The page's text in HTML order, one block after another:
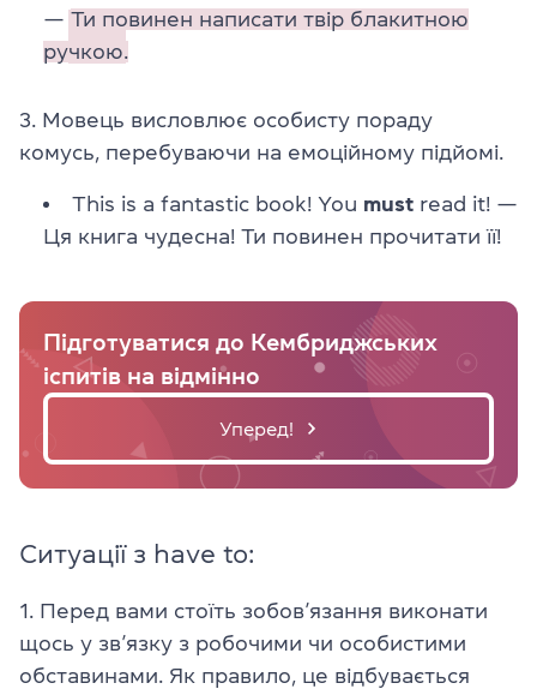
— Ти повинен написати твір блакитною
ручкою.
3. Мовець висловлює особисту пораду
комусь, перебуваючи на емоційному підйомі.
This is a fantastic book! You must read it! —
Ця книга чудесна! Ти повинен прочитати її!
Підготуватися до Кембриджських
іспитів на відмінно
Уперед!
Ситуації з have to:
1. Перед вами стоїть зобов’язання виконати
щось у зв’язку з робочими чи особистими
обставинами. Як правило, це відбувається